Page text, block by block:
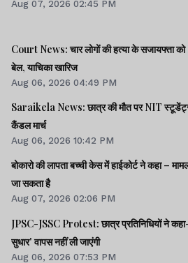
Aug 07, 2026 02:45 PM
Court News: चार लोगों की हत्या के सजायफ्ता को
बेल, याचिका खारिज
Aug 06, 2026 04:49 PM
Saraikela News: छात्र की मौत पर NIT
कैंडल मार्च
Aug 06, 2026 10:42 PM
बोकारो की लापता बच्ची केस में हाईकोर्ट ने कहा –
जा सकता है
Aug 07, 2026 02:06 PM
JPSC-JSSC Protest: छात्र प्रतिनिधियों ने
सुधार' वापस नहीं ली जाएंगी
Aug 06, 2026 07:53 PM